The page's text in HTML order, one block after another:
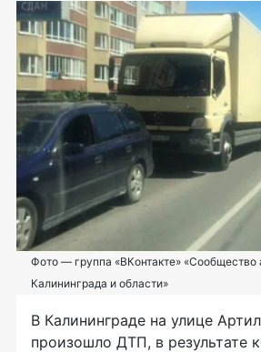
Фото — группа «ВКонтакте» «Сообщество
Калининграда и области»
В Калининграде на улице
произошло ДТП, в результате